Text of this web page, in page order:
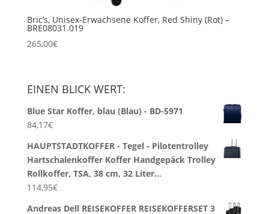
Bric’s, Unisex-Erwachsene Koffer, Red Shiny (Rot) –
BRE08031.019
265,00€
EINEN BLICK WERT:
Blue Star Koffer, blau (Blau) - BD-5971
84,17€
HAUPTSTADTKOFFER - Tegel - Pilotentrolley
Hartschalenkoffer Koffer Handgepäck Trolley
Rollkoffer, TSA, 38 cm, 32 Liter…
114,95€
Andreas Dell REISEKOFFER REISEKOFFERSET 3